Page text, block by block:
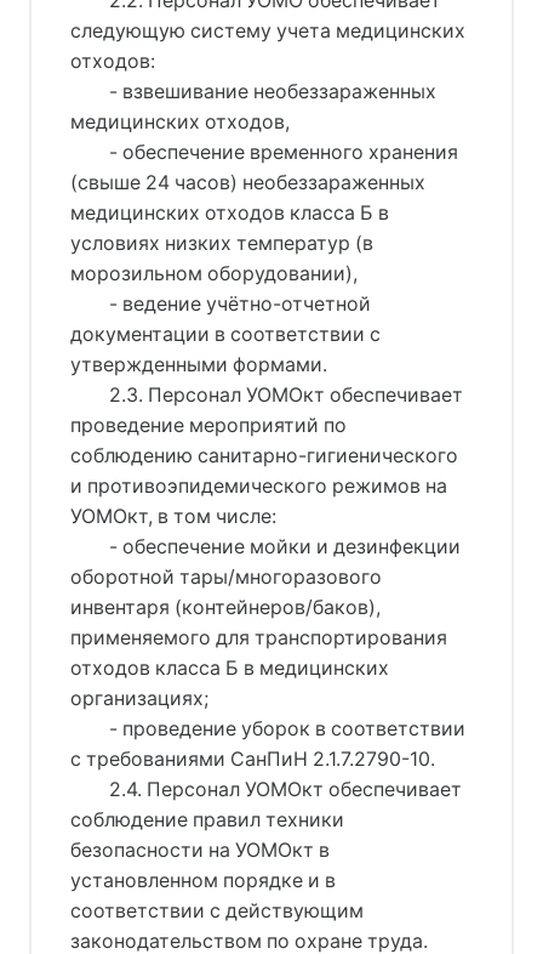
следующую систему учета медицинских
отходов:
- взвешивание необеззараженных
медицинских отходов,
- обеспечение временного хранения
(свыше 24 часов) необеззараженных
медицинских отходов класса Б в
условиях низких температур (в
морозильном оборудовании),
- ведение учётно-отчетной
документации в соответствии с
утвержденными формами.
2.3. Персонал УОМОкт обеспечивает
проведение мероприятий по
соблюдению санитарно-гигиенического
и противоэпидемического режимов на
УОМОкт, в том числе:
- обеспечение мойки и дезинфекции
оборотной тары/многоразового
инвентаря (контейнеров/баков),
применяемого для транспортирования
отходов класса Б в медицинских
организациях;
- проведение уборок в соответствии
с требованиями СанПиН 2.1.7.2790-10.
2.4. Персонал УОМОкт обеспечивает
соблюдение правил техники
безопасности на УОМОкт в
установленном порядке и в
соответствии с действующим
законодательством по охране труда.